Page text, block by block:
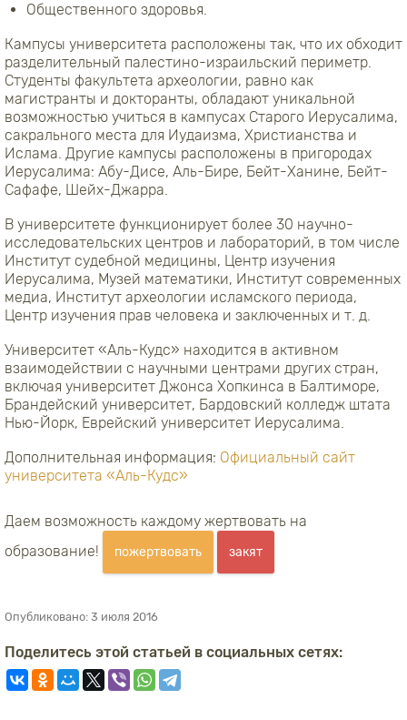
Общественного здоровья.
Кампусы университета расположены так, что их обходит
разделительный палестино-израильский периметр.
Студенты факультета археологии, равно как
магистранты и докторанты, обладают уникальной
возможностью учиться в кампусах Старого Иерусалима,
сакрального места для Иудаизма, Христианства и
Ислама. Другие кампусы расположены в пригородах
Иерусалима: Абу-Дисе, Аль-Бире, Бейт-Ханине, Бейт-
Сафафе, Шейх-Джарра.
В университете функционирует более 30 научно-
исследовательских центров и лабораторий, в том числе
Институт судебной медицины, Центр изучения
Иерусалима, Музей математики, Институт современных
медиа, Институт археологии исламского периода,
Центр изучения прав человека и заключенных и т. д.
Университет «Аль-Кудс» находится в активном
взаимодействии с научными центрами других стран,
включая университет Джонса Хопкинса в Балтиморе,
Брандейский университет, Бардовский колледж штата
Нью-Йорк, Еврейский университет Иерусалима.
Дополнительная информация: Официальный сайт
университета «Аль-Кудс»
Даем возможность каждому жертвовать на
образование!
пожертвовать закят
Опубликовано: 3 июля 2016
Поделитесь этой статьей в социальных сетях: